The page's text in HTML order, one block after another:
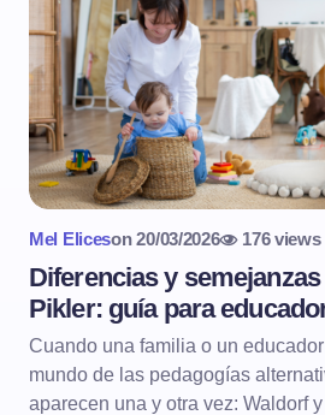
Mel Eliceson 20/03/2026 176 views
Diferencias y
Pikler: guía para
Cuando una familia o un
mundo de las pedagogías
aparecen una y otra vez: Waldorf